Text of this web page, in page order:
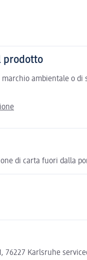
prodotto
ambientale o
di carta fuori dalla
76227 Karlsruhe